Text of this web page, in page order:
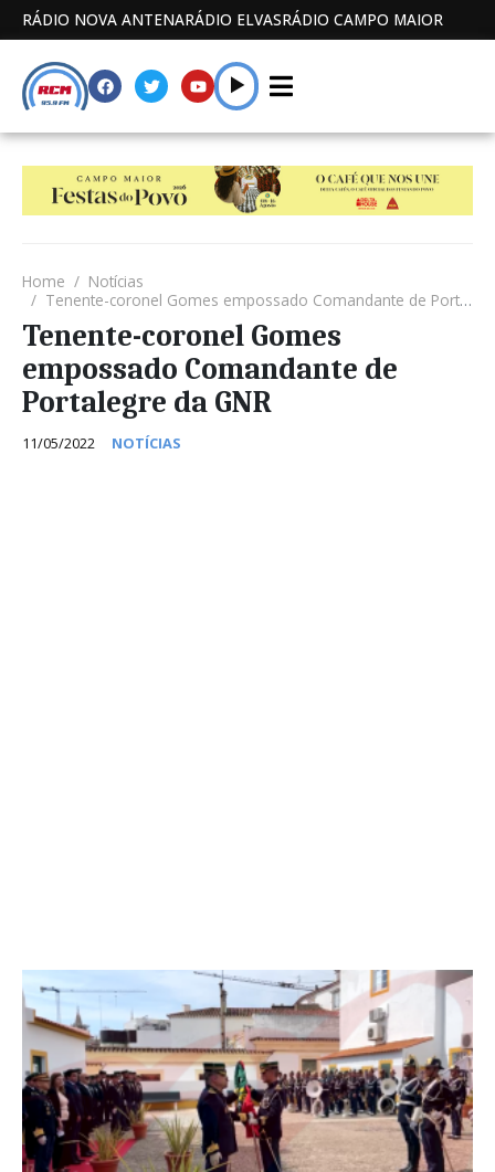
RÁDIO NOVA ANTENARÁDIO ELVASRÁDIO CAMPO MAIOR
Home
Notícias
Tenente-coronel Gomes empossado Comandante de Portalegre da GNR
Tenente-coronel Gomes
empossado Comandante de
Portalegre da GNR
11/05/2022 NOTÍCIAS